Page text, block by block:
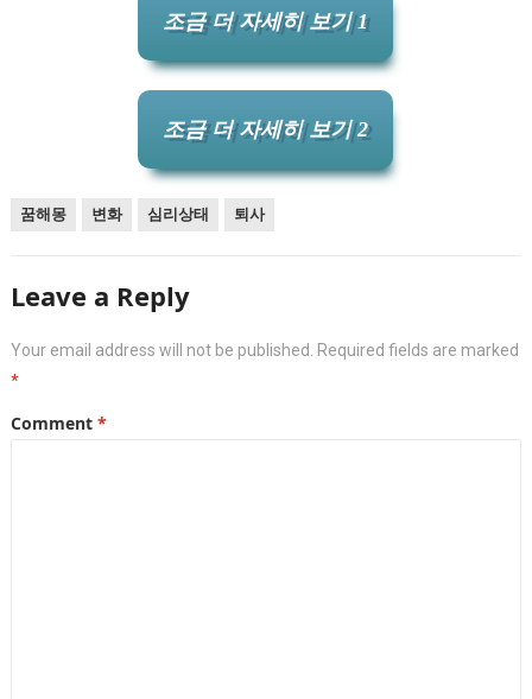
조금 더 자세히 보기 1
조금 더 자세히 보기 2
꿈해몽 변화 심리상태 퇴사
Leave a Reply
Your email address will not be published. Required fields are marked
*
Comment *